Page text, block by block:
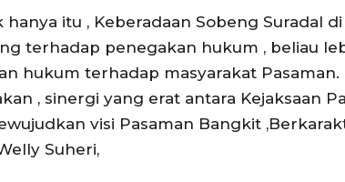
hanya itu , Keberadaan Sobeng Suradal
terhadap penegakan hukum , beliau
hukum terhadap masyarakat
, sinergi yang erat antara Kejaksaan
visi Pasaman Bangkit
Suheri,